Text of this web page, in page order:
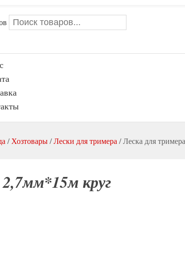
/Хозтовары/Лески для тримера /Леска для
круг